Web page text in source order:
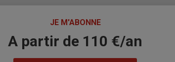
JE M'ABONNE
A partir de 110 €/an